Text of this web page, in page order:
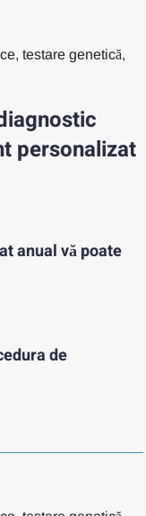
personalizat
anual vă poate
de